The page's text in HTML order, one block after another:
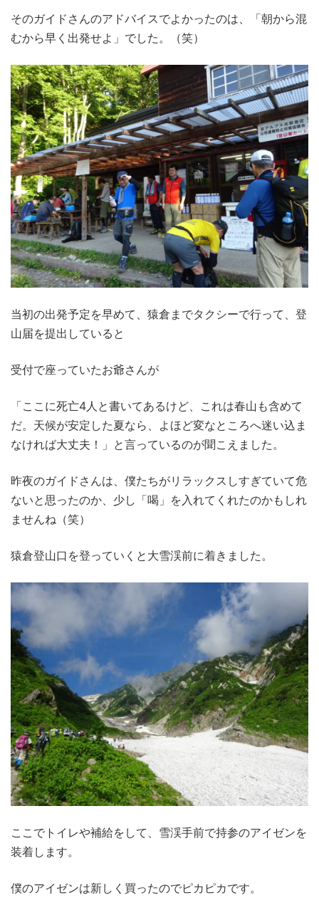
そのガイドさんのアドバイスでよかったのは、「朝から混
むから早く出発せよ」でした。（笑）
当初の出発予定を早めて、猿倉までタクシーで行って、登
山届を提出していると
受付で座っていたお爺さんが
「ここに死亡4人と書いてあるけど、これは春山も含めて
だ。天候が安定した夏なら、よほど変なところへ迷い込ま
なければ大丈夫！」と言っているのが聞こえました。
昨夜のガイドさんは、僕たちがリラックスしすぎていて危
ないと思ったのか、少し「喝」を入れてくれたのかもしれ
ませんね（笑）
猿倉登山口を登っていくと大雪渓前に着きました。
ここでトイレや補給をして、雪渓手前で持参のアイゼンを
装着します。
僕のアイゼンは新しく買ったのでピカピカです。